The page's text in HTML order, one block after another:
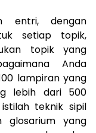
entri, dengan
setiap topik,
topik yang
Anda
lampiran yang
lebih dari 500
teknik sipil
glosarium yang